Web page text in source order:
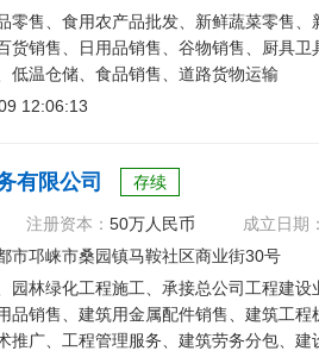
零售、食用农产品批发、新鲜蔬菜零售
货销售、日用品销售、谷物销售、厨具
低温仓储、食品销售、道路货物运输
12:06:13
有限公司 存续
注册资本： 50万人民币
成立日期
市邛崃市桑园镇马鞍社区商业街30号
园林绿化工程施工、承接总公司工程建
品销售、建筑用金属配件销售、建筑工
推广、工程管理服务、建筑劳务分包、